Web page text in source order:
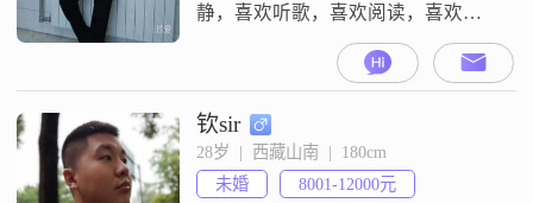
静，喜欢听歌，喜欢阅读，喜欢看
书，对择偶没什么太大的要求，只
要安心顾家真心对我，对我父母好
就行，当然了，我也会顾家，努力
工作，对你父母好，担起作为丈夫
的责任。
钦sir
28岁  |  西藏山南  |  180cm
未婚
8001-12000元